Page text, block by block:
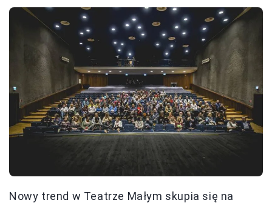
Nowy trend w Teatrze Małym skupia się na